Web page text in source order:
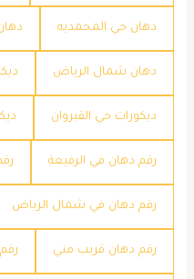
دهان حي المحمديه
دهان شمال الرياض
ديكورات حي القيروان
رقم دهان في الرفيعة
رقم دهان في شمال الرياض
رقم دهان قريب مني